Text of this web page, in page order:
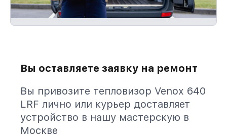
Вы оставляете заявку на ремонт
Вы привозите тепловизор Venox 640
LRF лично или курьер доставляет
устройство в нашу мастерскую в
Москве